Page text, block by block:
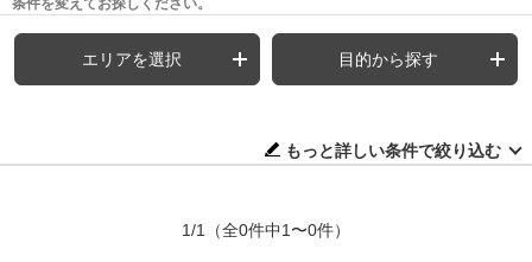
条件を変えてお探しください。
エリアを選択 目的から探す
もっと詳しい条件で絞り込む
1/1 （全0件中1〜0件）